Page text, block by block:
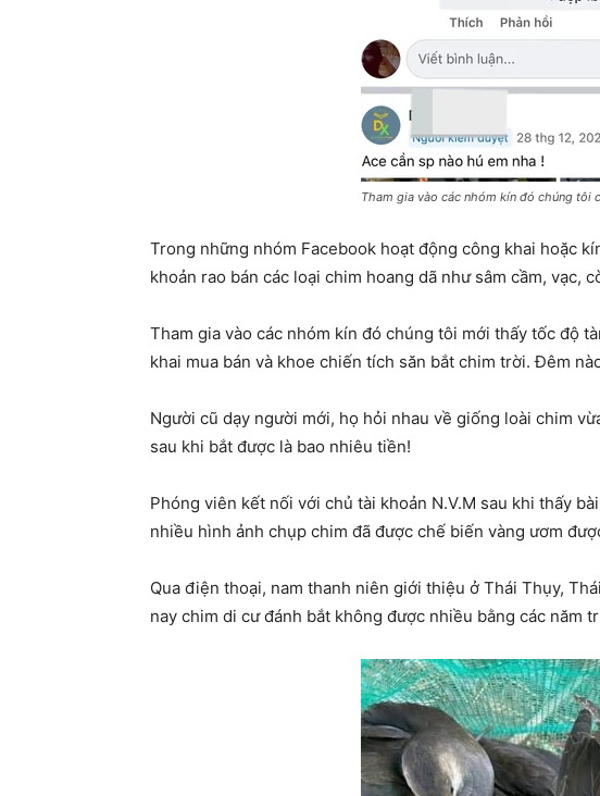
Tham gia vào các nhóm kín đó chúng tôi
Trong những nhóm Facebook hoạt động công khai hoặc
khoản rao bán các loại chim hoang dã như sâm cầm, vạc,
Tham gia vào các nhóm kín đó chúng tôi mới thấy tốc độ
khai mua bán và khoe chiến tích săn bắt chim trời. Đêm
Người cũ dạy người mới, họ hỏi nhau về giống loài chim
sau khi bắt được là bao nhiêu tiền!
Phóng viên kết nối với chủ tài khoản N.V.M sau khi thấy
nhiều hình ảnh chụp chim đã được chế biến vàng ươm
Qua điện thoại, nam thanh niên giới thiệu ở Thái Thụy,
nay chim di cư đánh bắt không được nhiều bằng các năm